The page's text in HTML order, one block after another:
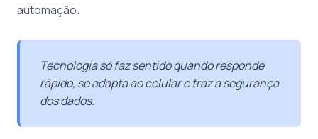
automação.
Tecnologia só faz sentido quando responde
rápido, se adapta ao celular e traz a segurança
dos dados.